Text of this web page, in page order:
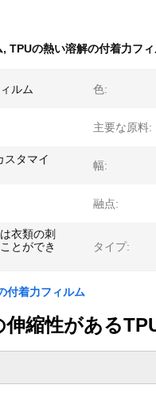
, TPUの熱い溶解の付着力フ
ルム 色:
主要な原料:
スタマイ
幅:
融点:
衣類の刺
とができ
タイプ:
付着力フィルム
縮性がある